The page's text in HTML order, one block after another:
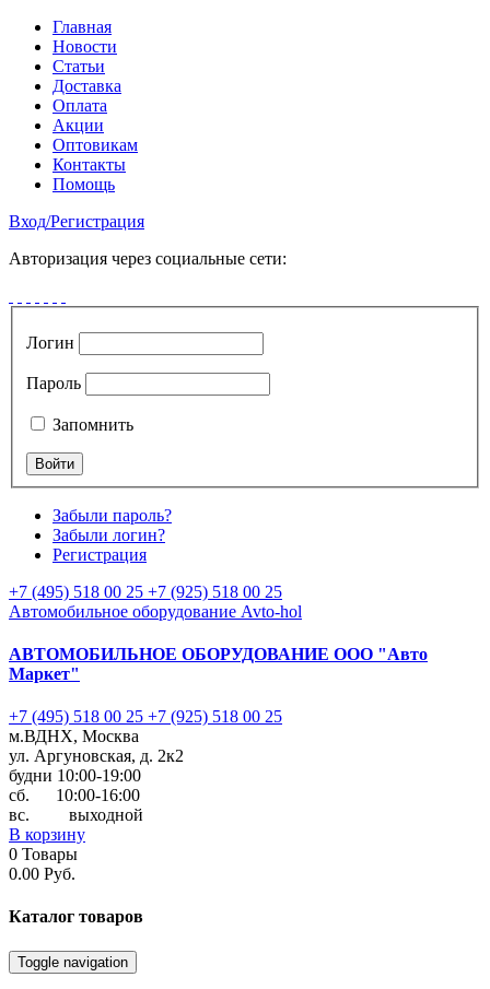
Главная
Новости
Статьи
Доставка
Оплата
Акции
Оптовикам
Контакты
Помощь
Вход/Регистрация
Авторизация через социальные сети:
Логин
Пароль
Запомнить
Забыли пароль?
Забыли логин?
Регистрация
+7 (495) 518 00 25 +7 (925) 518 00 25
Автомобильное оборудование Avto-hol
АВТОМОБИЛЬНОЕ ОБОРУДОВАНИЕ ООО "Авто
Маркет"
+7 (495) 518 00 25 +7 (925) 518 00 25
м.ВДНХ, Москва
ул. Аргуновская, д. 2к2
будни 10:00-19:00
cб. 10:00-16:00
вс. выходной
В корзину
0 Товары
0.00 Руб.
Каталог товаров
Toggle navigation